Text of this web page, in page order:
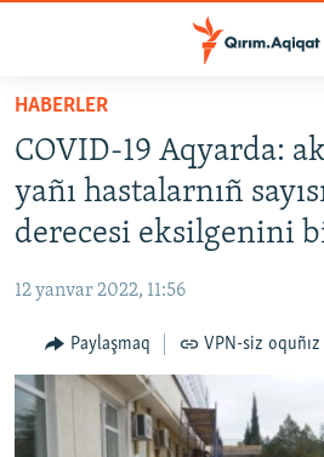
Esas
qaytmaq
Baş
navigatsiyağa
qaytmaq
Qıdıruvğa
qaytmaq
SİYASET
İQTİSADİYAT
MEDENİYET
İNSAN AQLARI
VİDEO
SÜRET
HABERLER
COVID-19 Aqyarda:
yañı hastalarnıñ
derecesi eksilgenini
12 yanvar 2022, 11:56
Paylaşmaq VPN-siz oquñız